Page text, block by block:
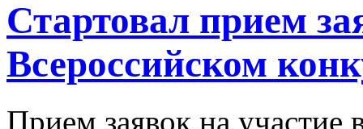
Стартовал прием
Всероссийском
Прием заявок на участие